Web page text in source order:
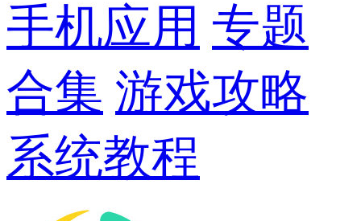
手机应用 专题
合集 游戏攻略
系统教程